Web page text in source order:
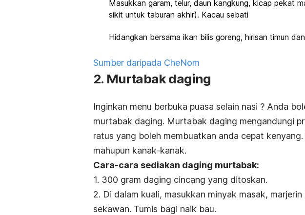
Masukkan garam, telur, daun kangkung, kicap pekat
sikit untuk taburan akhir). Kacau sebati
Hidangkan bersama ikan bilis goreng, hirisan timun
Sumber daripada CheNom
2. Murtabak daging
Inginkan menu berbuka puasa selain nasi ? Anda
murtabak daging. Murtabak daging mengandungi
ratus yang boleh membuatkan anda cepat
mahupun kanak-kanak.
Cara-cara sediakan daging murtabak:
1. 300 gram daging cincang yang ditoskan.
2. Di dalam kuali, masukkan minyak masak,
sekawan. Tumis bagi naik bau.